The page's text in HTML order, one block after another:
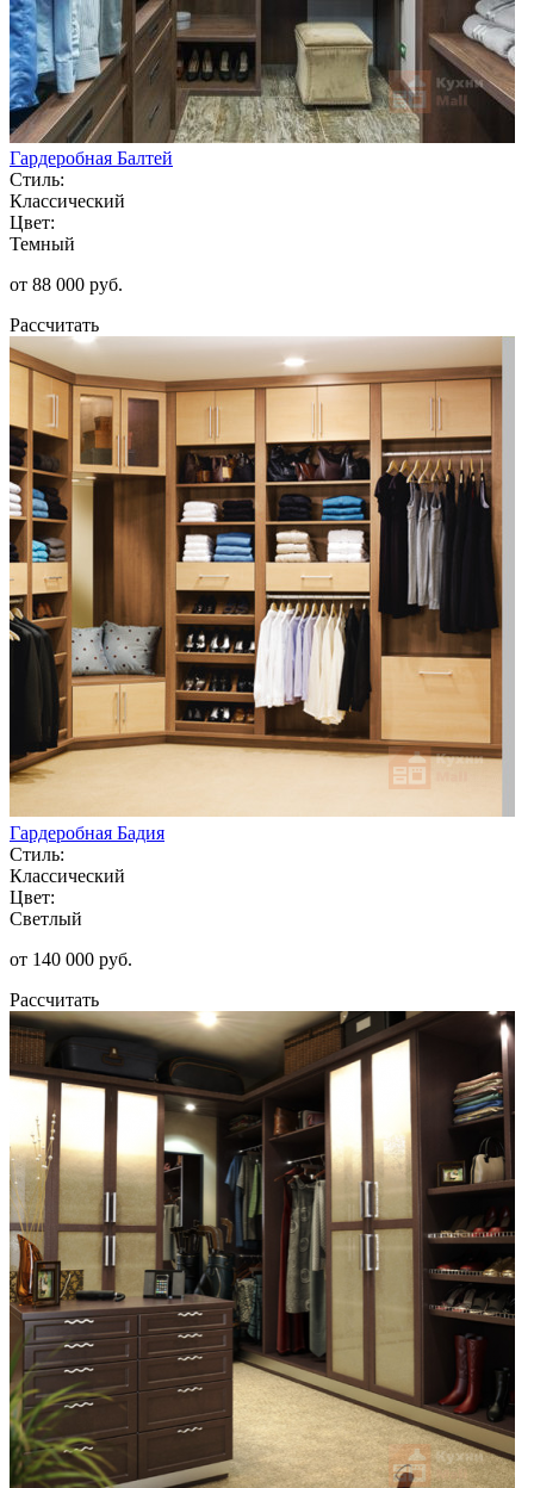
Гардеробная Балтей
Стиль:
Классический
Цвет:
Темный
от 88 000 руб.
Рассчитать
Гардеробная Бадия
Стиль:
Классический
Цвет:
Светлый
от 140 000 руб.
Рассчитать